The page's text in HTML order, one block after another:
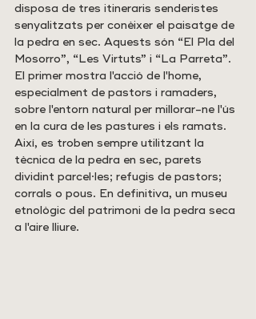
disposa de tres itineraris senderistes
senyalitzats per conèixer el paisatge de
la pedra en sec. Aquests són “El Pla del
Mosorro”, “Les Virtuts” i “La Parreta”.
El primer mostra l'acció de l'home,
especialment de pastors i ramaders,
sobre l'entorn natural per millorar-ne l'ús
en la cura de les pastures i els ramats.
Així, es troben sempre utilitzant la
tècnica de la pedra en sec, parets
dividint parcel·les; refugis de pastors;
corrals o pous. En definitiva, un museu
etnològic del patrimoni de la pedra seca
a l'aire lliure.